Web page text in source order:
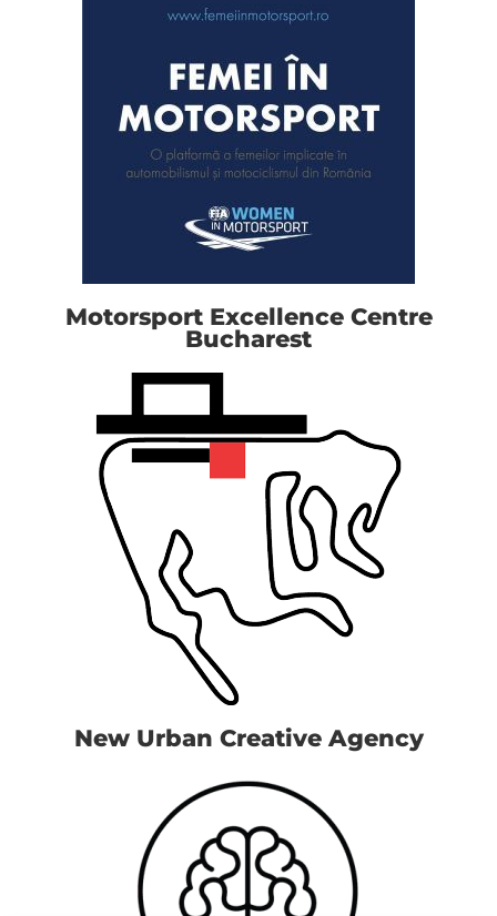
Motorsport Excellence Centre
Bucharest
New Urban Creative Agency